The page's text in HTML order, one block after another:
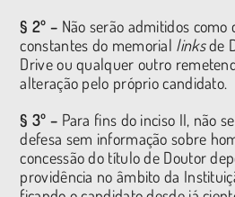
§ 2º – Não serão admitidos
constantes do memorial linksde
Drive ou qualquer outro
alteração pelo próprio candidato.
§ 3º – Para fins do inciso II, não
defesa sem informação sobre
concessão do título de Doutor
providência no âmbito da